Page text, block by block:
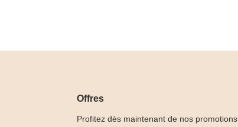
Offres
Profitez dès maintenant de nos promotions